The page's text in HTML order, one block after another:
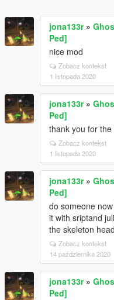
jona133r»
Ped]
nice mod
Zobacz kontekst
1 listopada 2020
jona133r»
Ped]
thank you for the
Zobacz kontekst
1 listopada 2020
jona133r»
Ped]
do someone
it with sriptand
the skeleton
Zobacz kontekst
14 października 2020
jona133r»
Ped]